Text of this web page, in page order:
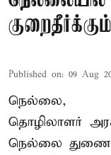
Published on: 09 Aug
நெல்லை,
தொழிலாளர்
நெல்லை துணை